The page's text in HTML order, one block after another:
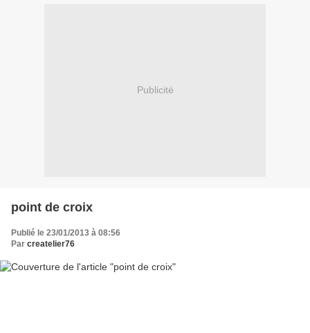
Publicité
point de croix
Publié le 23/01/2013 à 08:56
Par createlier76